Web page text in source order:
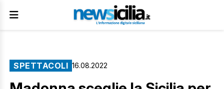
SPETTACOLI 16.08.2022